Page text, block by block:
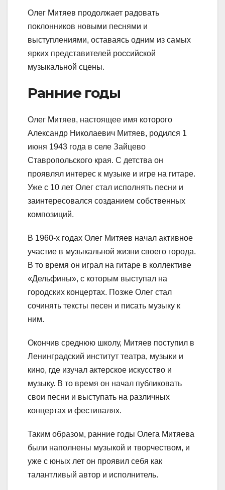
Олег Митяев продолжает радовать
поклонников новыми песнями и
выступлениями, оставаясь одним из самых
ярких представителей российской
музыкальной сцены.
Ранние годы
Олег Митяев, настоящее имя которого
Александр Николаевич Митяев, родился 1
июня 1943 года в селе Зайцево
Ставропольского края. С детства он
проявлял интерес к музыке и игре на гитаре.
Уже с 10 лет Олег стал исполнять песни и
заинтересовался созданием собственных
композиций.
В 1960-х годах Олег Митяев начал активное
участие в музыкальной жизни своего города.
В то время он играл на гитаре в коллективе
«Дельфины», с которым выступал на
городских концертах. Позже Олег стал
сочинять тексты песен и писать музыку к
ним.
Окончив среднюю школу, Митяев поступил в
Ленинградский институт театра, музыки и
кино, где изучал актерское искусство и
музыку. В то время он начал публиковать
свои песни и выступать на различных
концертах и фестивалях.
Таким образом, ранние годы Олега Митяева
были наполнены музыкой и творчеством, и
уже с юных лет он проявил себя как
талантливый автор и исполнитель.